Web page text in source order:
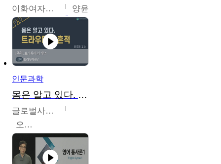
이화여자대학교 양윤
인문과학
몸은 알고 있다. 트라우마의 흔적
글로벌사이버대학교
오주원